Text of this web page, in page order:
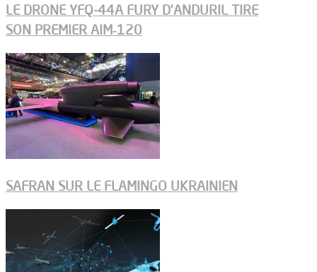
LE DRONE YFQ-44A FURY D’ANDURIL TIRE
SON PREMIER AIM‑120
SAFRAN SUR LE FLAMINGO UKRAINIEN